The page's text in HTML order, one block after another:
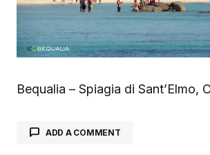
Bequalia – Spiagia di Sant’Elmo,
ADD A COMMENT